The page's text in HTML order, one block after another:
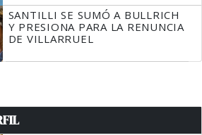
SANTILLI SE SUMÓ A BULLRICH
Y PRESIONA PARA LA RENUNCIA
DE VILLARRUEL